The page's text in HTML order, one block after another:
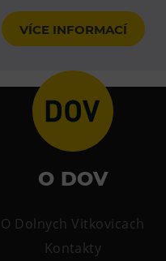
VÍCE INFORMACÍ
O DOV
O Dolnych Vitkovicach
Kontakty